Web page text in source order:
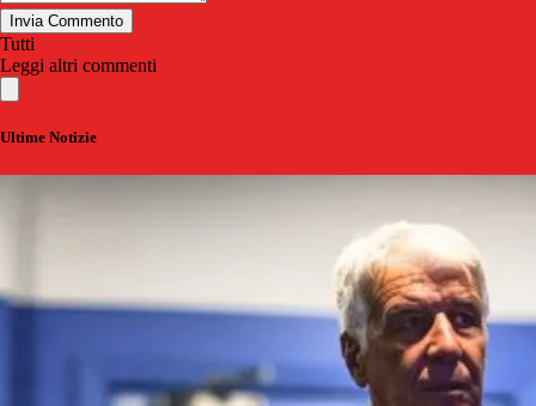
Invia Commento
Tutti
Leggi altri commenti
Ultime Notizie